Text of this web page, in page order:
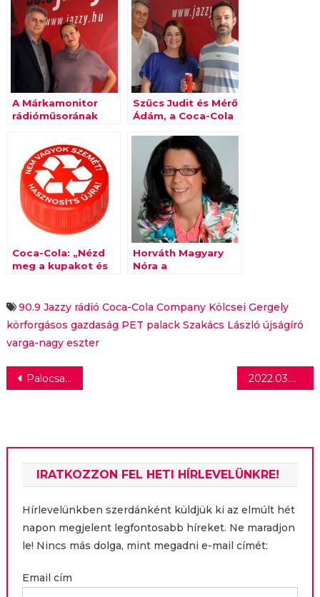
A Márkamonitor
rádióműsorának
der Wildt Nikolett
Szűcs Judit és Mérő
Ádám, a Coca-Cola
a Márkamonitor
rádióműsorában
Coca-Cola: „Nézd
meg a kupakot és
Horváth Magyary
Nóra a
90.9 Jazzy rádió Coca-Cola Company Kölcsei Gergely
körforgásos gazdaság PET palack Szakács László újságíró
varga-nagy eszter
Bejegyzés
Palocsay Géza távozik, új ügyvezető igazgató az Adevinta Hungary-nél 2022.03.02. Varga Nagy Eszter & Kölcsey Gergely
IRATKOZZON FEL HETI HÍRLEVELÜNKRE!
Hírlevelünkben szerdánként küldjük ki az elmúlt hét
napon megjelent legfontosabb híreket. Ne maradjon
le! Nincs más dolga, mint megadni e-mail címét:
Email cím